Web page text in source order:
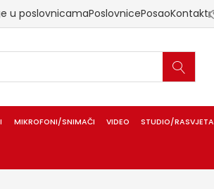
u poslovnicamaPoslovnicePosaoKontakt
MIKROFONI/SNIMAČI VIDEO STUDIO/RASVJETA